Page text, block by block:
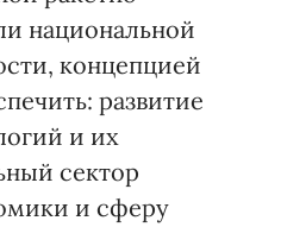
национальной
концепцией
развитие
и их
сектор
и сферу